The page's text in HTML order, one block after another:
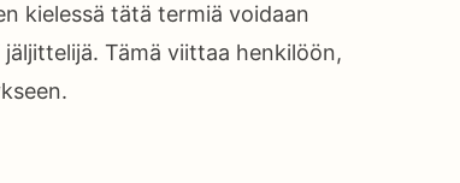
kielessä tätä termiä voidaan
Tämä viittaa henkilöön,